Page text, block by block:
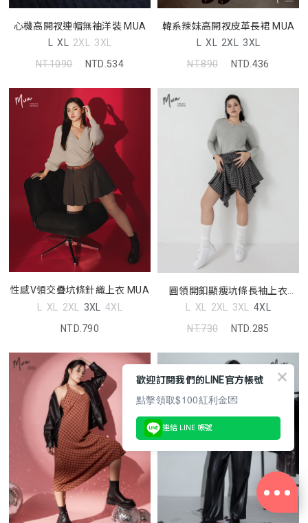
心機高開衩連帽無袖洋裝 MUA
L XL 2XL 3XL
NT.1090
NTD.534
韓系辣妹高開衩皮革長裙 MUA
L XL 2XL 3XL
NT.890
NTD.436
性感V領交疊坑條針織上衣 MUA
L XL 2XL 3XL 4XL
NTD.790
圓領開釦顯瘦坑條長袖上衣
MUA
L XL 2XL 3XL 4XL
NT.730
NTD.285
歡迎訂閱我們的LINE官方帳號
點擊領取$100紅利金💌
連結 LINE 帳號